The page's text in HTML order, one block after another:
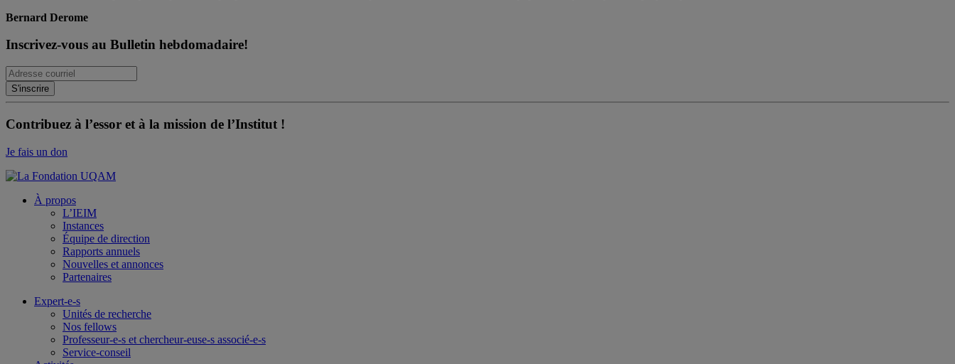
Bernard Derome
Inscrivez-vous au Bulletin hebdomadaire!
Contribuez à l’essor et à la mission de l’Institut !
Je fais un don
À propos
L’IEIM
Instances
Équipe de direction
Rapports annuels
Nouvelles et annonces
Partenaires
Expert-e-s
Unités de recherche
Nos fellows
Professeur-e-s et chercheur-euse-s associé-e-s
Service-conseil